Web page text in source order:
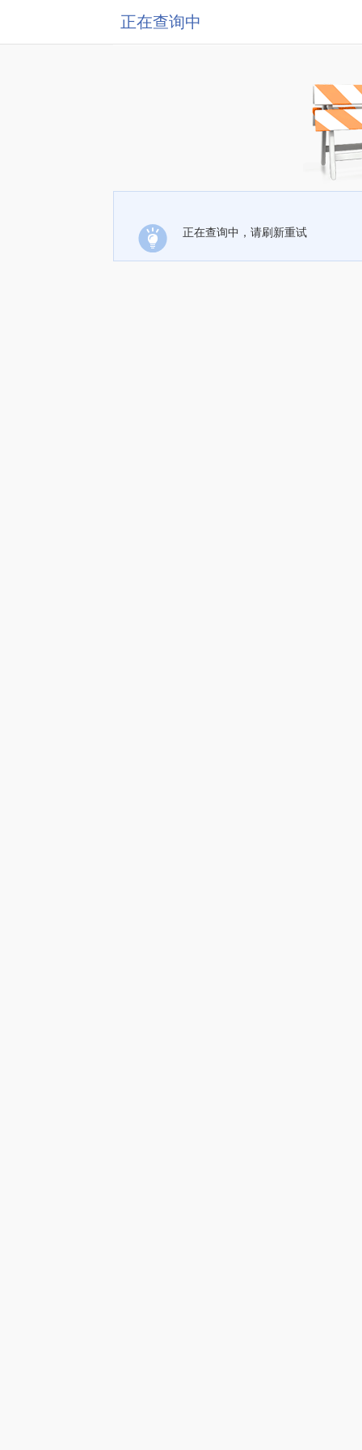
正在查询中
正在查询中，请刷新重试